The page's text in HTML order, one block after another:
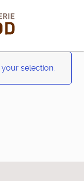
selection.